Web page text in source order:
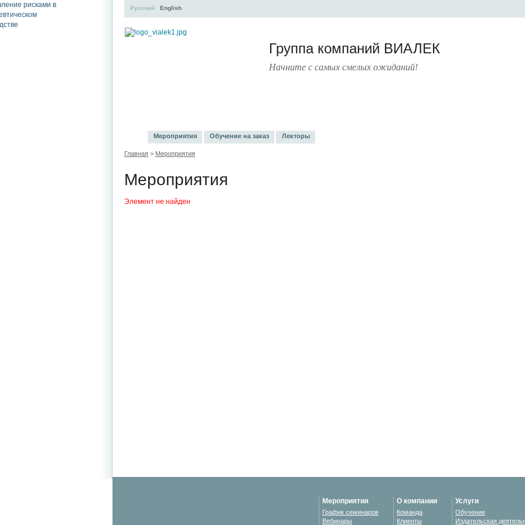
Группа компаний ВИАЛЕК
Начните с самых смелых ожиданий!
Русский English
Мероприятия Обучение на заказ Лекторы
Главная > Мероприятия
Мероприятия
Элемент не найден
Мероприятия
График семинаров
Вебинары
О компании
Команда
Клиенты
Услуги
Обучение
Издательская